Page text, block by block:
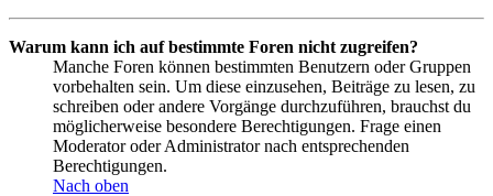
Warum kann ich auf bestimmte Foren nicht zugreifen?
Manche Foren können bestimmten Benutzern oder Gruppen
vorbehalten sein. Um diese einzusehen, Beiträge zu lesen, zu
schreiben oder andere Vorgänge durchzuführen, brauchst du
möglicherweise besondere Berechtigungen. Frage einen
Moderator oder Administrator nach entsprechenden
Berechtigungen.
Nach oben